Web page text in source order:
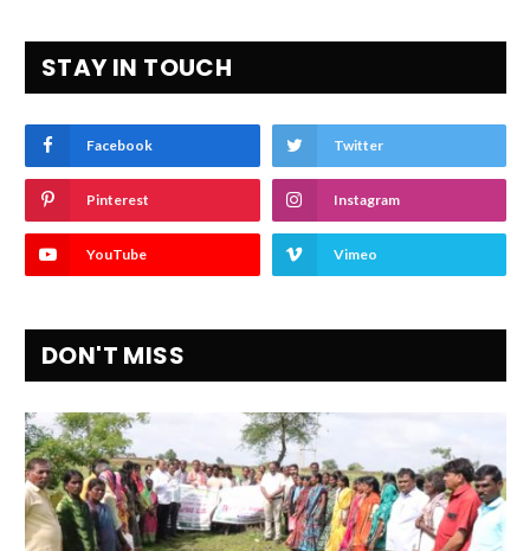
STAY IN TOUCH
Facebook Twitter
Pinterest Instagram
YouTube Vimeo
DON'T MISS